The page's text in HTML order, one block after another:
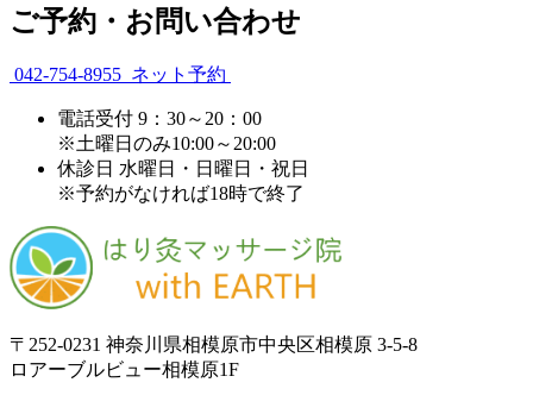
ご予約・お問い合わせ
042-754-8955 ネット予約
電話受付 9：30～20：00
※土曜日のみ10:00～20:00
休診日 水曜日・日曜日・祝日
※予約がなければ18時で終了
〒252-0231 神奈川県相模原市中央区相模原 3-5-8
ロアーブルビュー相模原1F